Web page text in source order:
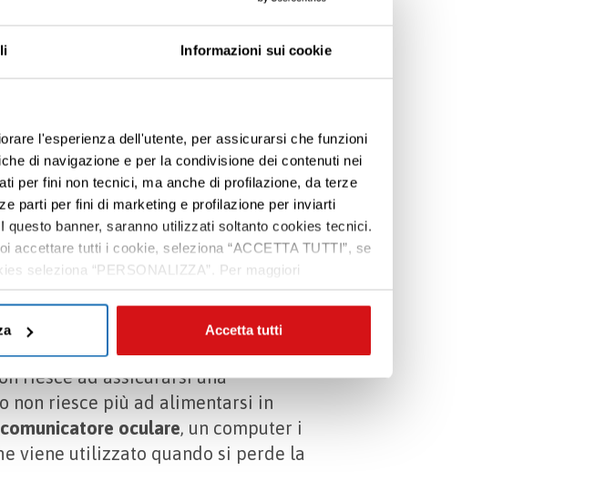
Informazioni sui cookie
l'esperienza dell'utente, per assicurarsi che funzioni
di navigazione e per la condivisione dei contenuti nei
per fini non tecnici, ma anche di profilazione, da terze
parti per fini di marketing e profilazione per inviarti
banner, saranno utilizzati soltanto cookies tecnici.
accettare tutti i cookie, seleziona “ACCETTA TUTTI”, se
seleziona “PERSONALIZZA”. Per maggiori
policy.
Accetta tutti
fisica (perché i muscoli sono contratti), ma
modifica la percezione ed il riconoscimento di sé
incontro alla morte”.
malato di SLA
compromettere varie funzionalità,
fino a quella più problematica
si può ricorrere a diverse tipologie di
avanzamento della malattia:
riesce ad assicurarsi una
non riesce più ad alimentarsi in
comunicatore oculare, un computer i
viene utilizzato quando si perde la
Premi INVIO per cercare o ESC per uscire